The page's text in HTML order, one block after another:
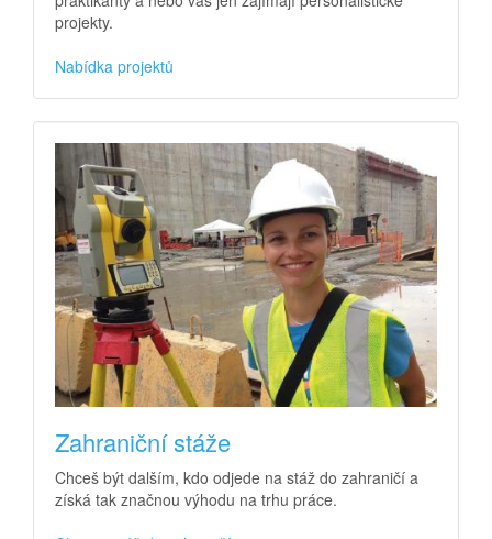
projekty.
Nabídka projektů
Zahraniční stáže
Chceš být dalším, kdo odjede na stáž do zahraničí a
získá tak značnou výhodu na trhu práce.